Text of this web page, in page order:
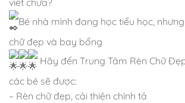
viết chưa?
Bé nhà mình đang học tiểu học,
chữ đẹp và bay bổng
Hãy đến Trung Tâm Rèn Chữ
các bé sẽ được:
– Rèn chữ đẹp, cải thiện chính tả